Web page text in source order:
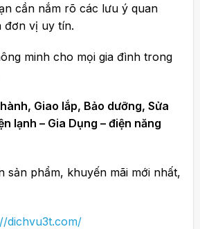
cần nắm rõ các lưu ý quan
đơn vị uy tín.
minh cho mọi gia đình trong
Giao lắp, Bảo dưỡng, Sửa
lạnh – Gia Dụng – điện năng
sản phẩm, khuyến mãi mới nhất,
dichvu3t.com/